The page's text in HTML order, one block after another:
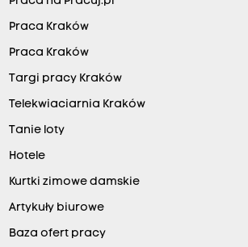
Praca Kraków
Praca Kraków
Targi pracy Kraków
Telekwiaciarnia Kraków
Tanie loty
Hotele
Kurtki zimowe damskie
Artykuły biurowe
Baza ofert pracy